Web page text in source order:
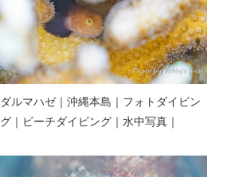
ダルマハゼ｜沖縄本島｜フォトダイビン
グ｜ビーチダイビング｜水中写真｜